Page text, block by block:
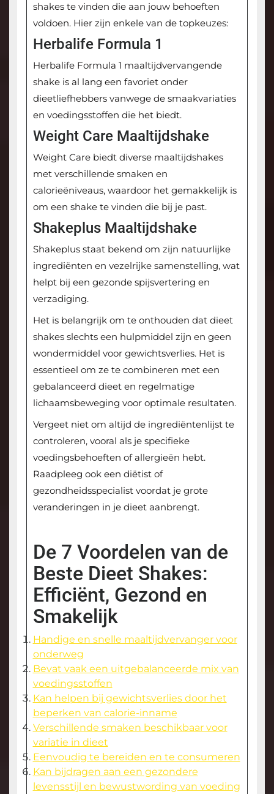
shakes te vinden die aan jouw behoeften
voldoen. Hier zijn enkele van de topkeuzes:
Herbalife Formula 1
Herbalife Formula 1 maaltijdvervangende
shake is al lang een favoriet onder
dieetliefhebbers vanwege de smaakvariaties
en voedingsstoffen die het biedt.
Weight Care Maaltijdshake
Weight Care biedt diverse maaltijdshakes
met verschillende smaken en
calorieëniveaus, waardoor het gemakkelijk is
om een shake te vinden die bij je past.
Shakeplus Maaltijdshake
Shakeplus staat bekend om zijn natuurlijke
ingrediënten en vezelrijke samenstelling, wat
helpt bij een gezonde spijsvertering en
verzadiging.
Het is belangrijk om te onthouden dat dieet
shakes slechts een hulpmiddel zijn en geen
wondermiddel voor gewichtsverlies. Het is
essentieel om ze te combineren met een
gebalanceerd dieet en regelmatige
lichaamsbeweging voor optimale resultaten.
Vergeet niet om altijd de ingrediëntenlijst te
controleren, vooral als je specifieke
voedingsbehoeften of allergieën hebt.
Raadpleeg ook een diëtist of
gezondheidsspecialist voordat je grote
veranderingen in je dieet aanbrengt.
De 7 Voordelen van de
Beste Dieet Shakes:
Efficiënt, Gezond en
Smakelijk
Handige en snelle maaltijdvervanger voor
onderweg
Bevat vaak een uitgebalanceerde mix van
voedingsstoffen
Kan helpen bij gewichtsverlies door het
beperken van calorie-inname
Verschillende smaken beschikbaar voor
variatie in dieet
Eenvoudig te bereiden en te consumeren
Kan bijdragen aan een gezondere
levensstijl en bewustwording van voeding